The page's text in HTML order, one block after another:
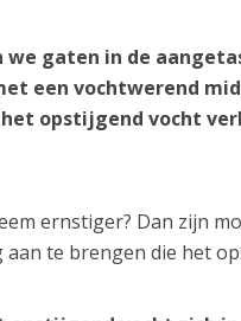
we gaten in de
een vochtwerend
het opstijgend vocht
ernstiger? Dan zijn
te brengen die het